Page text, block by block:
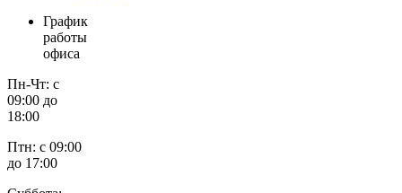
График
работы
офиса
Пн-Чт: с
09:00 до
18:00
Птн: с 09:00
до 17:00